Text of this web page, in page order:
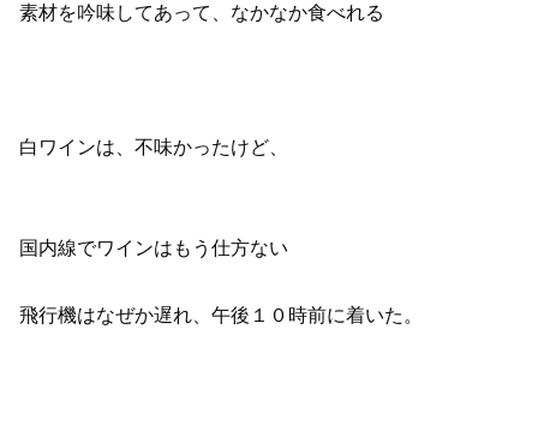
素材を吟味してあって、なかなか食べれる
白ワインは、不味かったけど、
国内線でワインはもう仕方ない
飛行機はなぜか遅れ、午後１０時前に着いた。